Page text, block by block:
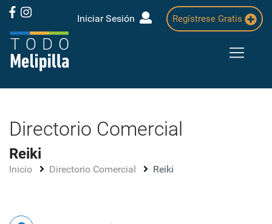
Iniciar Sesión Regístrese Gratis
Directorio Comercial
Reiki
Inicio Directorio Comercial Reiki